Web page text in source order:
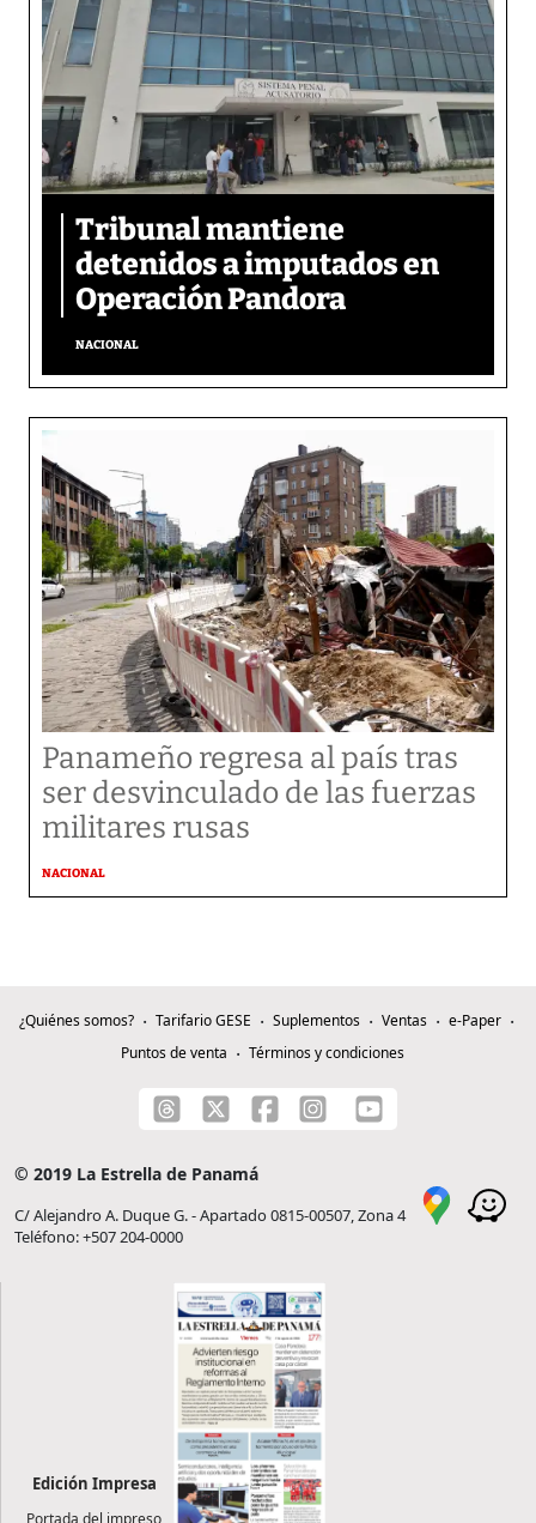
Tribunal mantiene
detenidos a imputados en
Operación Pandora
NACIONAL
Panameño regresa al país tras
ser desvinculado de las fuerzas
militares rusas
NACIONAL
¿Quiénes somos? Tarifario GESE Suplementos Ventas
e-Paper
Puntos de venta
Términos y condiciones
© 2019 La Estrella de Panamá
C/ Alejandro A. Duque G. - Apartado 0815-00507, Zona 4
Teléfono: +507 204-0000
Edición Impresa
Portada del impreso